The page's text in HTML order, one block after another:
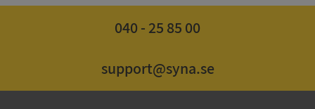
040 - 25 85 00
support@syna.se